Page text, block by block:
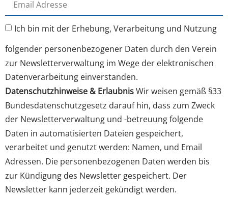
Ich bin mit der Erhebung, Verarbeitung und Nutzung
folgender personenbezogener Daten durch den Verein
zur Newsletterverwaltung im Wege der elektronischen
Datenverarbeitung einverstanden.
Datenschutzhinweise & ErlaubnisWir weisen gemäß §33
Bundesdatenschutzgesetz darauf hin, dass zum Zweck
der Newsletterverwaltung und -betreuung folgende
Daten in automatisierten Dateien gespeichert,
verarbeitet und genutzt werden: Namen, und Email
Adressen. Die personenbezogenen Daten werden bis
zur Kündigung des Newsletter gespeichert. Der
Newsletter kann jederzeit gekündigt werden.